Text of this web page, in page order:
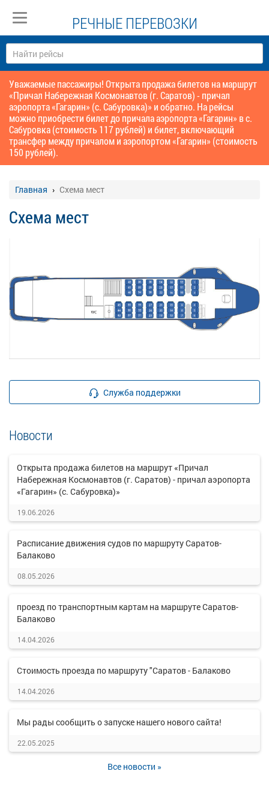
РЕЧНЫЕ ПЕРЕВОЗКИ
Уважаемые пассажиры! Открыта продажа билетов на маршрут
«Причал Набережная Космонавтов (г. Саратов) - причал
аэропорта «Гагарин» (с. Сабуровка)» и обратно. На рейсы
можно приобрести билет до причала аэропорта «Гагарин» в с.
Сабуровка (стоимость 117 рублей) и билет, включающий
трансфер между причалом и аэропортом «Гагарин» (стоимость
150 рублей).
Главная Схема мест
Схема мест
Служба поддержки
Новости
Открыта продажа билетов на маршрут «Причал
Набережная Космонавтов (г. Саратов) - причал аэропорта
«Гагарин» (с. Сабуровка)»
19.06.2026
Расписание движения судов по маршруту Саратов-
Балаково
08.05.2026
проезд по транспортным картам на маршруте Саратов-
Балаково
14.04.2026
Стоимость проезда по маршруту "Саратов - Балаково
14.04.2026
Мы рады сообщить о запуске нашего нового сайта!
22.05.2025
Все новости »